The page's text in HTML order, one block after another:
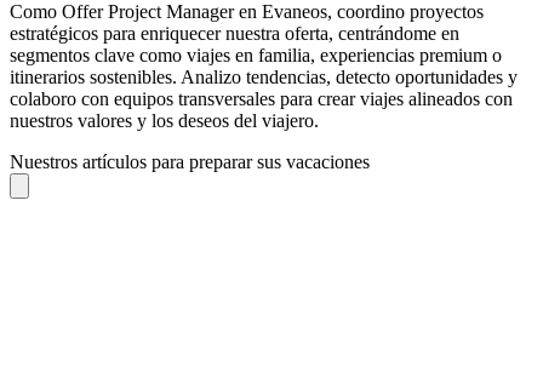
Como Offer Project Manager en Evaneos, coordino proyectos
estratégicos para enriquecer nuestra oferta, centrándome en
segmentos clave como viajes en familia, experiencias premium o
itinerarios sostenibles. Analizo tendencias, detecto oportunidades y
colaboro con equipos transversales para crear viajes alineados con
nuestros valores y los deseos del viajero.
Nuestros artículos para preparar sus vacaciones